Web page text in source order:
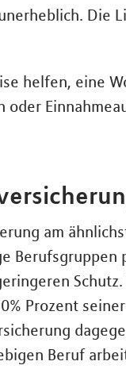
Die
helfen, eine
am
Prozent
Beruf